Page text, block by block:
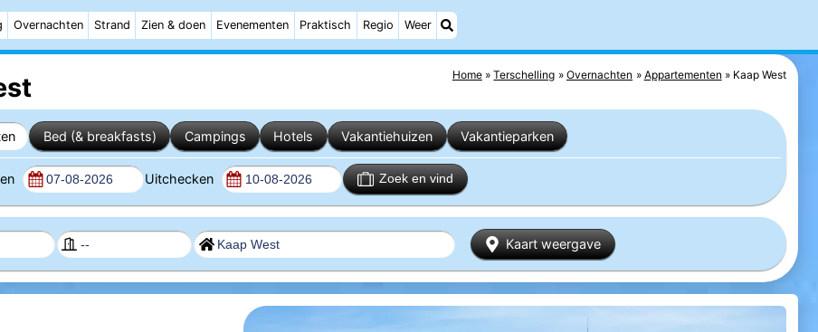
Overnachten Strand Zien & doen Evenementen Praktisch Regio Weer
Home Terschelling Overnachten Appartementen Kaap West
Bed (& breakfasts) Campings Hotels Vakantiehuizen Vakantieparken
Uitchecken Zoek en vind
Kaart weergave